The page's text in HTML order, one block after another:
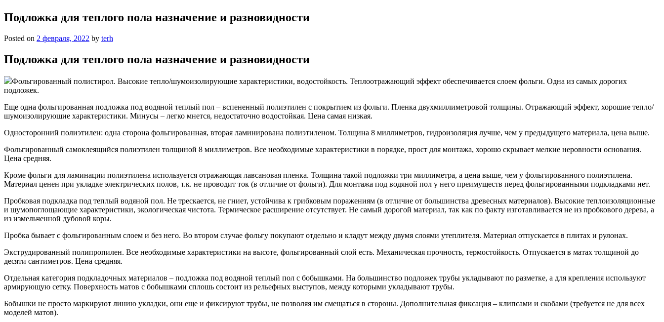
Подложка для теплого пола назначение и разновидности
Posted on 2 февраля, 2022 by terh
Подложка для теплого пола назначение и разновидности
Фольгированный полистирол. Высокие тепло/шумоизолирующие характеристики, водостойкость. Теплоотражающий эффект обеспечивается слоем фольги. Одна из самых дорогих
подложек.
Еще одна фольгированная подложка под водяной теплый пол – вспененный полиэтилен с покрытием из фольги. Пленка двухмиллиметровой толщины. Отражающий эффект, хорошие тепло/
шумоизолирующие характеристики. Минусы – легко мнется, недостаточно водостойкая. Цена самая низкая.
Односторонний полиэтилен: одна сторона фольгированная, вторая ламинирована полиэтиленом. Толщина 8 миллиметров, гидроизоляция лучше, чем у предыдущего материала, цена выше.
Фольгированный самоклеящийся полиэтилен толщиной 8 миллиметров. Все необходимые характеристики в порядке, прост для монтажа, хорошо скрывает мелкие неровности основания.
Цена средняя.
Кроме фольги для ламинации полиэтилена используется отражающая лавсановая пленка. Толщина такой подложки три миллиметра, а цена выше, чем у фольгированного полиэтилена.
Материал ценен при укладке электрических полов, т.к. не проводит ток (в отличие от фольги). Для монтажа под водяной пол у него преимуществ перед фольгированными подкладками нет.
Пробковая подкладка под теплый водяной пол. Не трескается, не гниет, устойчива к грибковым поражениям (в отличие от большинства древесных материалов). Высокие теплоизоляционные
и шумопоглощающие характеристики, экологическая чистота. Термическое расширение отсутствует. Не самый дорогой материал, так как по факту изготавливается не из пробкового дерева, а
из измельченной дубовой коры.
Пробка бывает с фольгированным слоем и без него. Во втором случае фольгу покупают отдельно и кладут между двумя слоями утеплителя. Материал отпускается в плитах и рулонах.
Экструдированный полипропилен. Все необходимые характеристики на высоте, фольгированный слой есть. Механическая прочность, термостойкость. Отпускается в матах толщиной до
десяти сантиметров. Цена средняя.
Отдельная категория подкладочных материалов – подложка под водяной теплый пол с бобышками. На большинство подложек трубы укладывают по разметке, а для крепления используют
армирующую сетку. Поверхность матов с бобышками сплошь состоит из рельефных выступов, между которыми укладывают трубы.
Бобышки не просто маркируют линию укладки, они еще и фиксируют трубы, не позволяя им смещаться в стороны. Дополнительная фиксация – клипсами и скобами (требуется не для всех
моделей матов).